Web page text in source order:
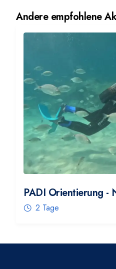
Andere empfohlene
PADI Orientierung -
2 Tage